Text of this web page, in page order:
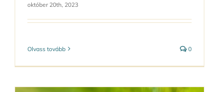
október 20th, 2023
Olvass tovább 0